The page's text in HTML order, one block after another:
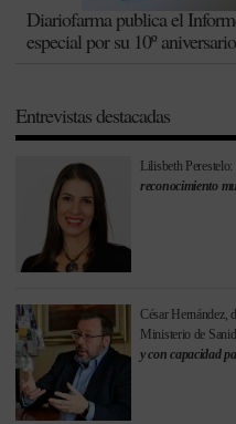
Diariofarma publica el
especial por su 10º aniversario
Entrevistas destacadas
Lilisbeth Perestelo:
reconocimiento
César Hernández,
Ministerio de
y con capacidad